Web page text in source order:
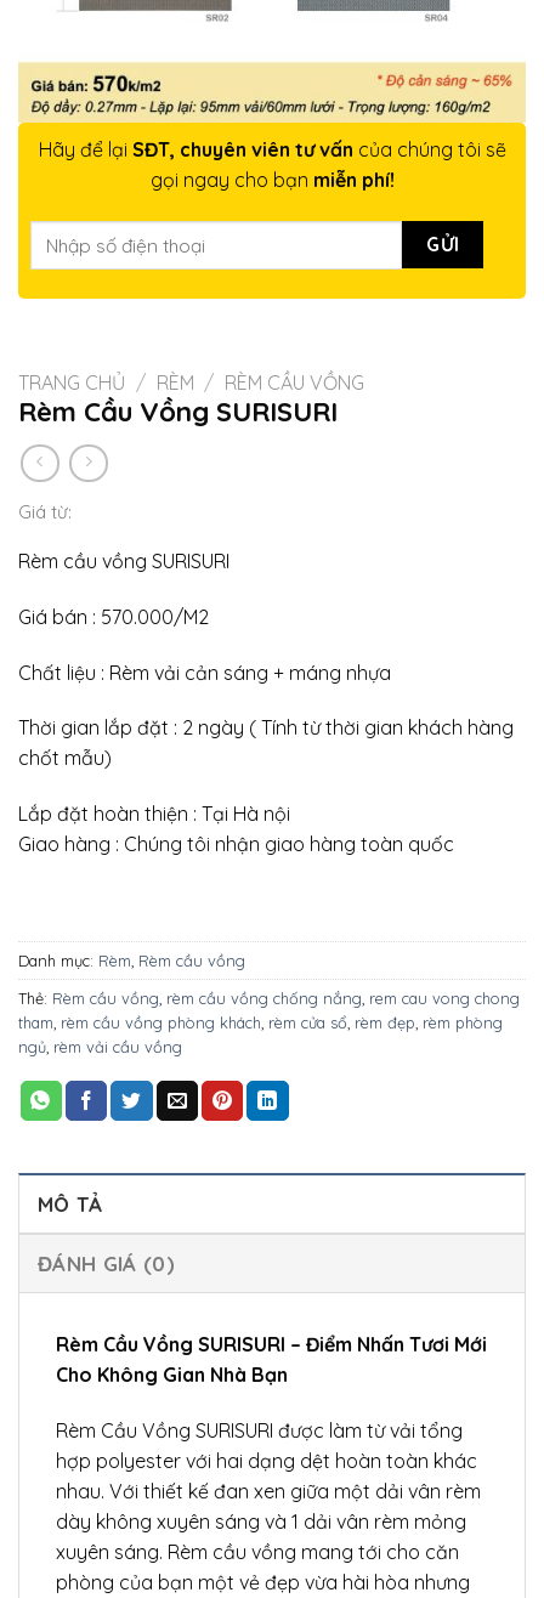
Hãy để lại SĐT, chuyên viên tư vấn của chúng tôi sẽ
gọi ngay cho bạn miễn phí!
TRANG CHỦ / RÈM / RÈM CẦU VỒNG
Rèm Cầu Vồng SURISURI
Giá từ:
Rèm cầu vồng SURISURI
Giá bán : 570.000/M2
Chất liệu : Rèm vải cản sáng + máng nhựa
Thời gian lắp đặt : 2 ngày ( Tính từ thời gian khách hàng
chốt mẫu)
Lắp đặt hoàn thiện : Tại Hà nội
Giao hàng : Chúng tôi nhận giao hàng toàn quốc
Danh mục: Rèm Rèm cầu vồng
Thẻ: Rèm cầu vồng rèm cầu vồng chống nắng rem cau vong chong
tham rèm cầu vồng phòng khách rèm cửa sổ rèm đẹp rèm phòng
ngủ rèm vải cầu vồng
MÔ TẢ
ĐÁNH GIÁ (0)
Rèm Cầu Vồng SURISURI – Điểm Nhấn Tươi Mới
Cho Không Gian Nhà Bạn
Rèm Cầu Vồng SURISURI được làm từ vải tổng
hợp polyester với hai dạng dệt hoàn toàn khác
nhau. Với thiết kế đan xen giữa một dải vân rèm
dày không xuyên sáng và 1 dải vân rèm mỏng
xuyên sáng. Rèm cầu vồng mang tới cho căn
phòng của bạn một vẻ đẹp vừa hài hòa nhưng